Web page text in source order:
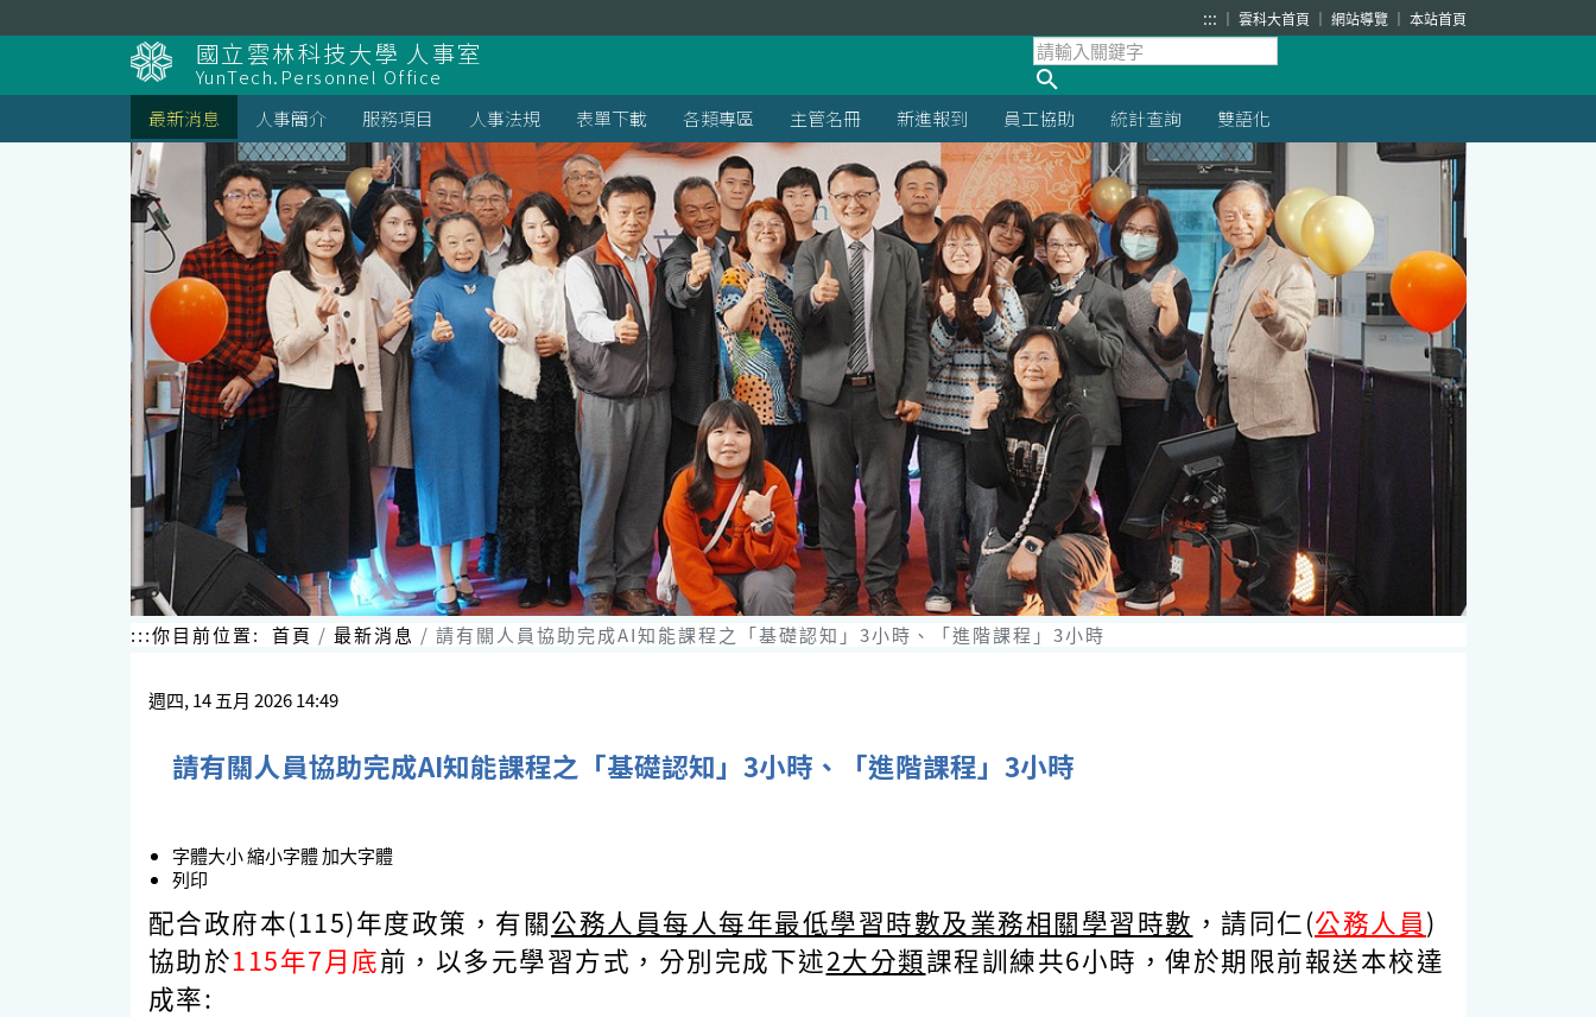
到
::: 雲科大首頁 網站導覽 本站首頁
國立雲林科技大學 人事室
YunTech.Personnel Office
最新消息
人事簡介 服務項目 人事法規 表單下載 各類專區 主管名冊 新進報到 員工協助 統計查詢 雙語化
:::你目前位置: 首頁 最新消息 請有關人員協助完成AI知能課程之「基礎認知」3小時、「進階課程」3小時
週四, 14 五月 2026 14:49
請有關人員協助完成AI知能課程之「基礎認知」3小時、「進階課程」3小時
字體大小縮小字體加大字體
列印
配合政府本(115)年度政策，有關公務人員每人每年最低學習時數及業務相關學習時數 ，請同仁(公務人員)
協助於115年7月底前，以多元學習方式，分別完成下述2大分類課程訓練共6小時 ，俾於期限前報送本校達
成率: